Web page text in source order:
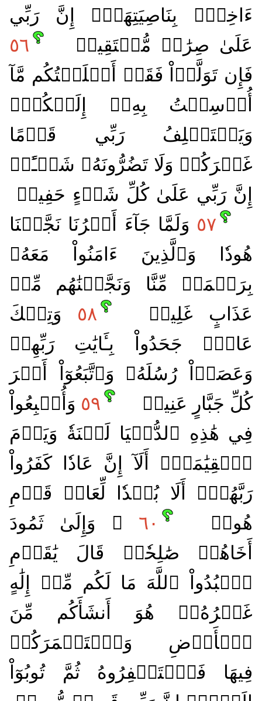
ءَاخِذُۢ بِنَاصِيَتِهَآۚ إِنَّ رَبِّي
عَلَىٰ صِرَٰطٖ مُّسۡتَقِيمٖ
٥٦
فَإِن تَوَلَّوۡاْ فَقَدۡ أَبۡلَغۡتُكُم مَّآ
أُرۡسِلۡتُ بِهِۦٓ إِلَيۡكُمۡۚ
وَيَسۡتَخۡلِفُ رَبِّي قَوۡمًا
غَيۡرَكُمۡ وَلَا تَضُرُّونَهُۥ شَيۡـًٔاۚ
إِنَّ رَبِّي عَلَىٰ كُلِّ شَيۡءٍ حَفِيظٞ
٥٧ وَلَمَّا جَآءَ أَمۡرُنَا نَجَّيۡنَا
هُودٗا وَٱلَّذِينَ ءَامَنُواْ مَعَهُۥ
بِرَحۡمَةٖ مِّنَّا وَنَجَّيۡنَٰهُم مِّنۡ
عَذَابٍ غَلِيظٖ
٥٨ وَتِلۡكَ
عَادٞۖ جَحَدُواْ بِـَٔايَٰتِ رَبِّهِمۡ
وَعَصَوۡاْ رُسُلَهُۥ وَٱتَّبَعُوٓاْ أَمۡرَ
كُلِّ جَبَّارٍ عَنِيدٖ
٥٩ وَأُتۡبِعُواْ
فِي هَٰذِهِ ٱلدُّنۡيَا لَعۡنَةٗ وَيَوۡمَ
ٱلۡقِيَٰمَةِۗ أَلَآ إِنَّ عَادٗا كَفَرُواْ
رَبَّهُمۡۗ أَلَا بُعۡدٗا لِّعَادٖ قَوۡمِ
هُودٖ
٦٠ ۞ وَإِلَىٰ ثَمُودَ
أَخَاهُمۡ صَٰلِحٗاۚ قَالَ يَٰقَوۡمِ
ٱعۡبُدُواْ ٱللَّهَ مَا لَكُم مِّنۡ إِلَٰهٍ
غَيۡرُهُۥۖ هُوَ أَنشَأَكُم مِّنَ
ٱلۡأَرۡضِ وَٱسۡتَعۡمَرَكُمۡ
فِيهَا فَٱسۡتَغۡفِرُوهُ ثُمَّ تُوبُوٓاْ